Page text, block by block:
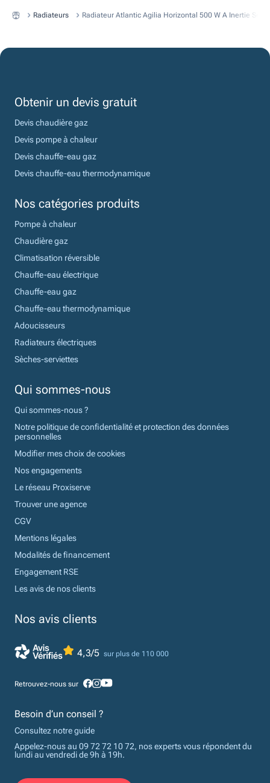
Radiateurs Radiateur Atlantic Agilia Horizontal 500 W A Inertie
Obtenir un devis gratuit
Devis chaudière gaz
Devis pompe à chaleur
Devis chauffe-eau gaz
Devis chauffe-eau thermodynamique
Nos catégories produits
Pompe à chaleur
Chaudière gaz
Climatisation réversible
Chauffe-eau électrique
Chauffe-eau gaz
Chauffe-eau thermodynamique
Adoucisseurs
Radiateurs électriques
Sèches-serviettes
Qui sommes-nous
Qui sommes-nous ?
Notre politique de confidentialité et protection des données
personnelles
Modifier mes choix de cookies
Nos engagements
Le réseau Proxiserve
Trouver une agence
CGV
Mentions légales
Modalités de financement
Engagement RSE
Les avis de nos clients
Nos avis clients
4,3/5 sur plus de 110 000
Retrouvez-nous sur
Besoin d’un conseil ?
Consultez notre guide
Appelez-nous au 09 72 72 10 72, nos experts vous répondent du
lundi au vendredi de 9h à 19h.